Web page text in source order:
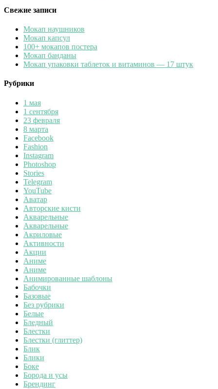
Свежие записи
Мокап наушников
Мокап капсул
100+ мокапов постера
Мокап банданы
Мокап упаковки таблеток и витаминов — 17 штук
Рубрики
1 мая
1 сентября
23 февраля
8 марта
Facebook
Fashion
Instagram
Photoshop
Stories
Telegram
YouTube
Аватар
Авторские кисти
Акварельные
Акварельные
Акриловые
Активности
Акции
Аниме
Аниме
Анимированные шаблоны
Бабочки
Базовые
Без рубрики
Белые
Бледный
Блестки
Блестки (глиттер)
Блик
Блики
Боке
Борода и усы
Брендинг